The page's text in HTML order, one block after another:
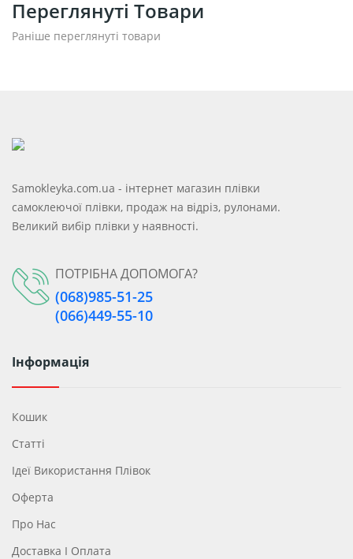
Переглянуті Товари
Раніше переглянуті товари
Samokleyka.com.ua - інтернет магазин плівки
самоклеючої плівки, продаж на відріз, рулонами.
Великий вибір плівки у наявності.
ПОТРІБНА ДОПОМОГА?
(068)985-51-25
(066)449-55-10
Інформація
Кошик
Статті
Ідеї ​​використання Плівок
Оферта
Про Нас
Доставка І Оплата